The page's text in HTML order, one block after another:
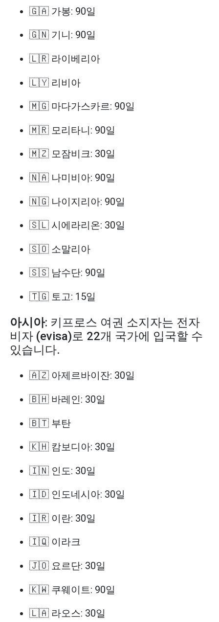
🇬🇦 가봉: 90일
🇬🇳 기니: 90일
🇱🇷 라이베리아
🇱🇾 리비아
🇲🇬 마다가스카르: 90일
🇲🇷 모리타니: 90일
🇲🇿 모잠비크: 30일
🇳🇦 나미비아: 90일
🇳🇬 나이지리아: 90일
🇸🇱 시에라리온: 30일
🇸🇴 소말리아
🇸🇸 남수단: 90일
🇹🇬 토고: 15일
아시아: 키프로스 여권 소지자는 전자
비자 (evisa)로 22개 국가에 입국할 수
있습니다.
🇦🇿 아제르바이잔: 30일
🇧🇭 바레인: 30일
🇧🇹 부탄
🇰🇭 캄보디아: 30일
🇮🇳 인도: 30일
🇮🇩 인도네시아: 30일
🇮🇷 이란: 30일
🇮🇶 이라크
🇯🇴 요르단: 30일
🇰🇼 쿠웨이트: 90일
🇱🇦 라오스: 30일